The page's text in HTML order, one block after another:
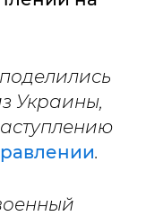
Украины,
.